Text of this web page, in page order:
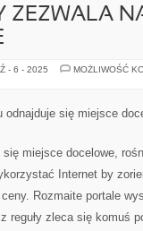
ZEZWALA
- 6 - 2025
MOŻLIWOŚĆ
się miejsce
miejsce docelowe,
Internet by
Rozmaite portale
reguły zleca się komuś